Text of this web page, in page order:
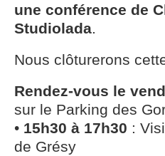
une conférence de
Studiolada.
Nous clôturerons
Rendez-vous le
sur le Parking des
• 15h30 à 17h30 :
de Grésy